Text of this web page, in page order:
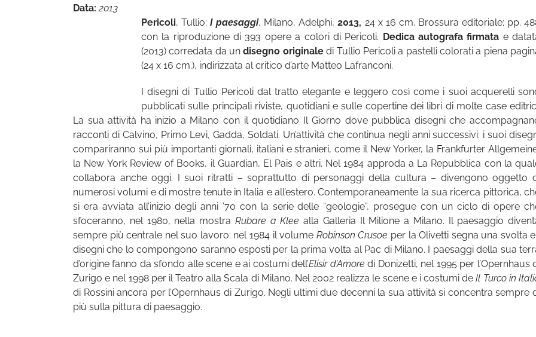
Data: 2013
Pericoli, Tullio:I paesaggi, Milano, Adelphi,2013, 24 x 16 cm. Brossura editoriale; pp.
con la riproduzione di 393 opere a colori di Pericoli. Dedica autografa firmata e
(2013) corredata da undisegno originaledi Tullio Pericoli a pastelli colorati a piena
(24 x 16 cm.), indirizzata al critico d’arte Matteo Lafranconi.
I disegni di Tullio Pericoli dal tratto elegante e leggero così come i suoi acquerelli
pubblicati sulle principali riviste, quotidiani e sulle copertine dei libri di molte case
La sua attività ha inizio a Milano con il quotidiano Il Giorno dove pubblica disegni che
racconti di Calvino, Primo Levi, Gadda, Soldati. Un’attività che continua negli anni successivi: i suoi
compariranno sui più importanti giornali, italiani e stranieri, come il New Yorker, la Frankfurter
la New York Review of Books, il Guardian, El Pais e altri. Nel 1984 approda a La Repubblica con la
collabora anche oggi. I suoi ritratti – soprattutto di personaggi della cultura – divengono oggetto
numerosi volumi e di mostre tenute in Italia e all’estero. Contemporaneamente la sua ricerca pittorica,
si era avviata all’inizio degli anni ’70 con la serie delle “geologie”, prosegue con un ciclo di opere
sfoceranno, nel 1980, nella mostra Rubare a Klee alla Galleria Il Milione a Milano. Il paesaggio
sempre più centrale nel suo lavoro: nel 1984 il volume Robinson Crusoe per la Olivetti segna una svolta
disegni che lo compongono saranno esposti per la prima volta al Pac di Milano. I paesaggi della sua
d’origine fanno da sfondo alle scene e ai costumi dell’Elisir d’Amore di Donizetti, nel 1995 per l’Opernhaus
Zurigo e nel 1998 per il Teatro alla Scala di Milano. Nel 2002 realizza le scene e i costumi deIl Turco in
di Rossini ancora per l’Opernhaus di Zurigo. Negli ultimi due decenni la sua attività si concentra sempre
più sulla pittura di paesaggio.